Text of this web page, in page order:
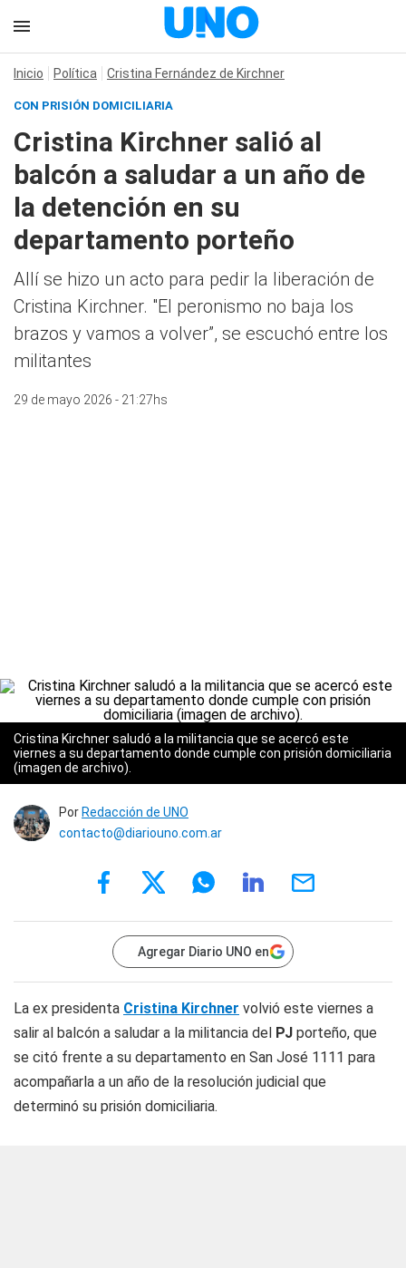
Inicio Política Cristina Fernández de Kirchner
CON PRISIÓN DOMICILIARIA
Cristina Kirchner salió al
balcón a saludar a un año de
la detención en su
departamento porteño
Allí se hizo un acto para pedir la liberación de
Cristina Kirchner. "El peronismo no baja los
brazos y vamos a volver”, se escuchó entre los
militantes
29 de mayo 2026 - 21:27hs
Cristina Kirchner saludó a la militancia que se acercó este
viernes a su departamento donde cumple con prisión domiciliaria
(imagen de archivo).
Por Redacción de UNO
contacto@diariouno.com.ar
Agregar Diario UNO en
La ex presidenta Cristina Kirchner volvió este viernes a
salir al balcón a saludar a la militancia del PJ porteño, que
se citó frente a su departamento en San José 1111 para
acompañarla a un año de la resolución judicial que
determinó su prisión domiciliaria.